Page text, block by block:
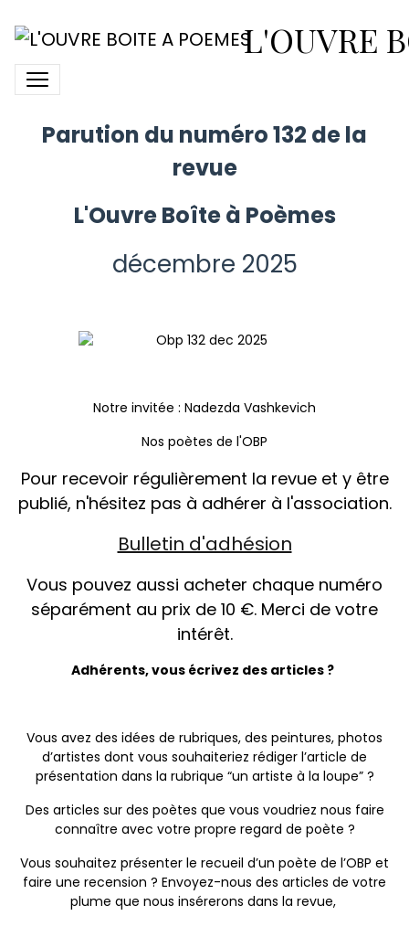
L'OUVRE
N° 132 L'Ouvre Boîte à
Poèmes
Parution du numéro 132 de la
revue
L'Ouvre Boîte à Poèmes
décembre 2025
Notre invitée : Nadezda Vashkevich
Nos poètes de l'OBP
Pour recevoir régulièrement la revue et y être
publié, n'hésitez pas à adhérer à l'association.
Bulletin d'adhésion
Vous pouvez aussi acheter chaque numéro
séparément au prix de 10 €. Merci de votre
intérêt.
Adhérents, vous écrivez des articles ?
Vous avez des idées de rubriques, des peintures, photos
d’artistes dont vous souhaiteriez rédiger l’article de
présentation dans la rubrique “un artiste à la loupe” ?
Des articles sur des poètes que vous voudriez nous faire
connaître avec votre propre regard de poète ?
Vous souhaitez présenter le recueil d’un poète de l’OBP et
faire une recension ? Envoyez-nous des articles de votre
plume que nous insérerons dans la revue,